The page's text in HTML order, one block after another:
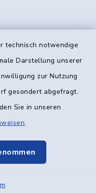
technisch notwendige
Darstellung unserer
zur Nutzung
gesondert abgefragt.
Sie in unseren
.